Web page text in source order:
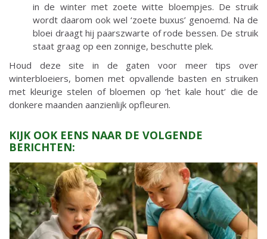
in de winter met zoete witte bloempjes. De struik
wordt daarom ook wel ‘zoete buxus’ genoemd. Na de
bloei draagt hij paarszwarte of rode bessen. De struik
staat graag op een zonnige, beschutte plek.
Houd deze site in de gaten voor meer tips over
winterbloeiers, bomen met opvallende basten en struiken
met kleurige stelen of bloemen op ‘het kale hout’ die de
donkere maanden aanzienlijk opfleuren.
KIJK OOK EENS NAAR DE VOLGENDE
BERICHTEN: